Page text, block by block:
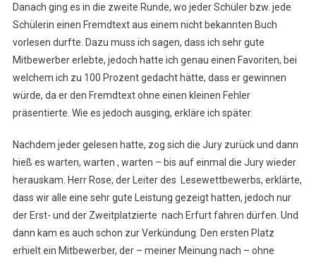
Danach ging es in die zweite Runde, wo jeder Schüler bzw. jede
Schülerin einen Fremdtext aus einem nicht bekannten Buch
vorlesen durfte. Dazu muss ich sagen, dass ich sehr gute
Mitbewerber erlebte, jedoch hatte ich genau einen Favoriten, bei
welchem ich zu 100 Prozent gedacht hätte, dass er gewinnen
würde, da er den Fremdtext ohne einen kleinen Fehler
präsentierte. Wie es jedoch ausging, erkläre ich später.
Nachdem jeder gelesen hatte, zog sich die Jury zurück und dann
hieß es warten, warten , warten – bis auf einmal die Jury wieder
herauskam. Herr Rose, der Leiter des Lesewettbewerbs, erklärte,
dass wir alle eine sehr gute Leistung gezeigt hatten, jedoch nur
der Erst- und der Zweitplatzierte nach Erfurt fahren dürfen. Und
dann kam es auch schon zur Verkündung. Den ersten Platz
erhielt ein Mitbewerber, der – meiner Meinung nach – ohne